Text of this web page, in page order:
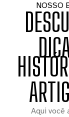
NOSSO
Aqui você